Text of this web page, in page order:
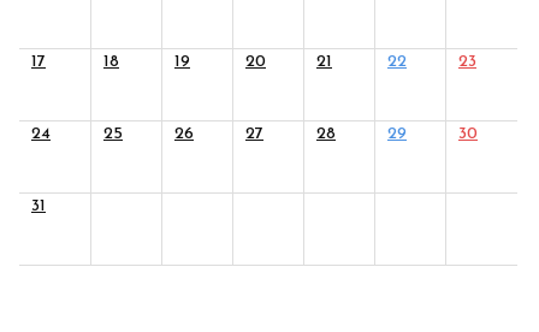
グルメ おみやげ
17 18 19 20 21 22 23
24 25 26 27 28 29 30
31